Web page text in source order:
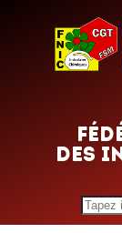
DES
Search
for: